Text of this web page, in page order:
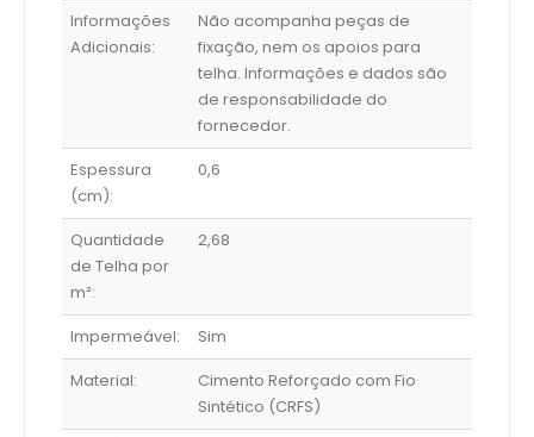
Informações
Adicionais:
Não acompanha peças de
fixação, nem os apoios para
telha. Informações e dados são
de responsabilidade do
fornecedor.
Espessura
(cm):
0,6
Quantidade
de Telha por
m²:
2,68
Impermeável:
Sim
Material:
Cimento Reforçado com Fio
Sintético (CRFS)